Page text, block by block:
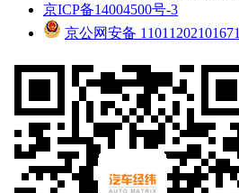
京ICP备14004500号-3
京公网安备 11011202101671